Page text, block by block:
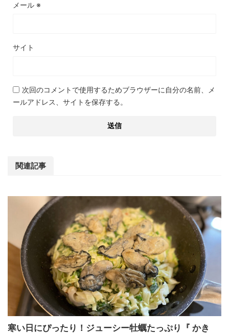
メール ※
サイト
次回のコメントで使用するためブラウザーに自分の名前、メ
ールアドレス、サイトを保存する。
関連記事
寒い日にぴったり！ジューシー牡蠣たっぷり『 かき